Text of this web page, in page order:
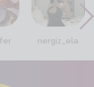
nergiz_ela